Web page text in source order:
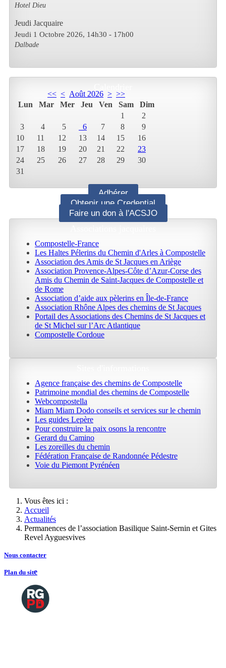
Hotel Dieu
Jeudi Jacquaire
Jeudi 1 Octobre 2026, 14h30 - 17h00
Dalbade
<< < Août 2026 > >>
Lun
Mar Mer Jeu Ven Sam
Dim
1
2
3
4 5 6 7 8
9
10
11 12 13 14 15
16
17
18 19 20 21 22
23
24
25 26 27 28 29
30
31
Adhérer
Obtenir une Credential
Faire un don à l'ACSJO
Compostelle-France
Les Haltes Pélerins du Chemin d'Arles à Compostelle
Association des Amis de St Jacques en Ariège
Association Provence-Alpes-Côte d’Azur-Corse des
Amis du Chemin de Saint-Jacques de Compostelle et
de Rome
Association d’aide aux pèlerins en Île-de-France
Association Rhône Alpes des chemins de St Jacques
Portail des Associations des Chemins de St Jacques et
de St Michel sur l’Arc Atlantique
Compostelle Cordoue
Agence française des chemins de Compostelle
Patrimoine mondial des chemins de Compostelle
Webcompostella
Miam Miam Dodo conseils et services sur le chemin
Les guides Lepère
Pour construire la paix osons la rencontre
Gerard du Camino
Les zoreilles du chemin
Fédération Française de Randonnée Pédestre
Voie du Piemont Pyrénéen
Vous êtes ici :
Accueil
Actualités
Permanences de l’association Basilique Saint-Sernin et Gites
Revel Ayguesvives
Nous contacter
Plan du site